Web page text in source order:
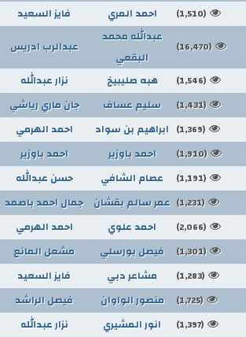
(1,510) احمد المري فايز السعيد
(16,470)
عبدالله محمد
البقعي
عبدالرب ادريس
(1,546) هبه صليبيخ نزار عبدالله
(1,431) سليم عساف جان ماري رياشي
(1,369) ابراهيم بن سواد احمد الهرمي
(1,910) احمد باوزير احمد باوزير
(1,191) عصام الشافي حسن عبدالله
(1,231) عمر سالم بقشان جمال احمد باصمد
(2,066) احمد علوي احمد الهرمي
(1,301) فيصل بورسلي مشعل المانع
(1,283) مشاعر دبي فايز السعيد
(1,725) منصور الواوان فيصل الراشد
(1,397) انور المشيري نزار عبدالله